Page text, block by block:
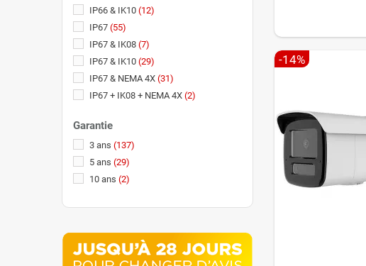
-14%
IP66 & IK10 (12)
IP67 (55)
IP67 & IK08 (7)
IP67 & IK10 (29)
IP67 & NEMA 4X (31)
IP67 + IK08 + NEMA 4X (2)
IP68 & IK10
Garantie
3 ans (137)
5 ans (29)
10 ans (2)